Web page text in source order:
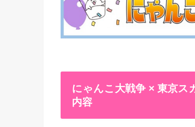
にゃんこ大戦争 × 東京ス
内容